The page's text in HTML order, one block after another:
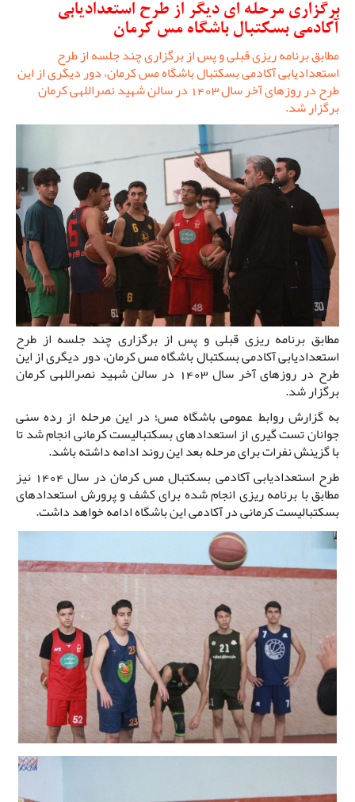
برگزاری مرحله ای دیگر از طرح استعدادیابی
آکادمی بسکتبال باشگاه مس کرمان
مطابق برنامه ریزی قبلی و پس از برگزاری چند جلسه از طرح
استعدادیابی آکادمی بسکتبال باشگاه مس کرمان، دور دیگری از این
طرح در روزهای آخر سال 1403 در سالن شهید نصراللهی کرمان
برگزار شد.
مطابق برنامه ریزی قبلی و پس از برگزاری چند جلسه از طرح
استعدادیابی آکادمی بسکتبال باشگاه مس کرمان، دور دیگری از این
طرح در روزهای آخر سال 1403 در سالن شهید نصراللهی کرمان
برگزار شد.
به گزارش روابط عمومی باشگاه مس؛ در این مرحله از رده سنی
جوانان تست گیری از استعدادهای بسکتبالیست کرمانی انجام شد تا
با گزینش نفرات برای مرحله بعد این روند ادامه داشته باشد.
طرح استعدادیابی آکادمی بسکتبال مس کرمان در سال 1404 نیز
مطابق با برنامه ریزی انجام شده برای کشف و پرورش استعدادهای
بسکتبالیست کرمانی در آکادمی این باشگاه ادامه خواهد داشت.